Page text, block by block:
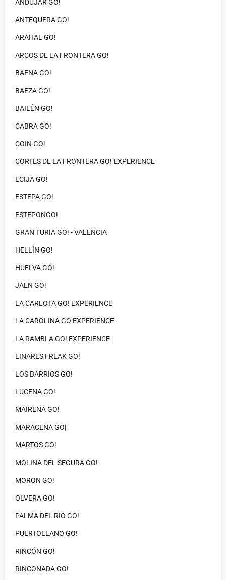
ANDUJAR GO!
ANTEQUERA GO!
ARAHAL GO!
ARCOS DE LA FRONTERA GO!
BAENA GO!
BAEZA GO!
BAILÉN GO!
CABRA GO!
COIN GO!
CORTES DE LA FRONTERA GO! EXPERIENCE
ECIJA GO!
ESTEPA GO!
ESTEPONGO!
GRAN TURIA GO! - VALENCIA
HELLÍN GO!
HUELVA GO!
JAEN GO!
LA CARLOTA GO! EXPERIENCE
LA CAROLINA GO EXPERIENCE
LA RAMBLA GO! EXPERIENCE
LINARES FREAK GO!
LOS BARRIOS GO!
LUCENA GO!
MAIRENA GO!
MARACENA GO|
MARTOS GO!
MOLINA DEL SEGURA GO!
MORON GO!
OLVERA GO!
PALMA DEL RIO GO!
PUERTOLLANO GO!
RINCÓN GO!
RINCONADA GO!